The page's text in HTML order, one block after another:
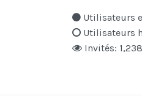
Utilisateurs
Utilisateurs
Invités: 1,238